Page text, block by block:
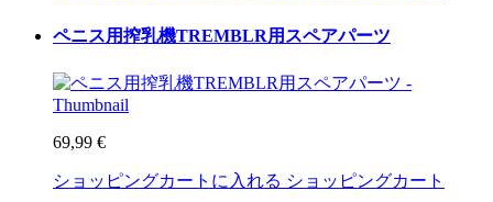
ペニス用搾乳機TREMBLR用スペアパーツ
69,99 €
ショッピングカートに入れる ショッピングカート